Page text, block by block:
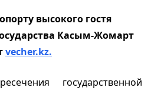
высокого гостя
Касым-Жомарт
vecher.kz.
государственной